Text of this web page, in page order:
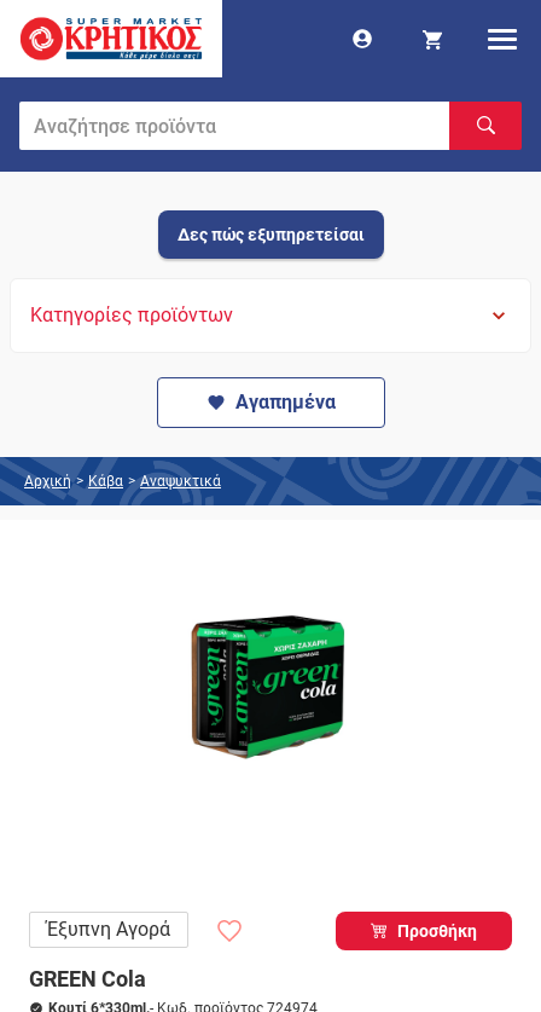
Δες πώς εξυπηρετείσαι
Κατηγορίες προϊόντων
Αγαπημένα
Αρχική > Κάβα > Αναψυκτικά
Έξυπνη Αγορά Προσθήκη
GREEN Cola
Κουτί 6*330ml.- Κωδ. προϊόντος 724974